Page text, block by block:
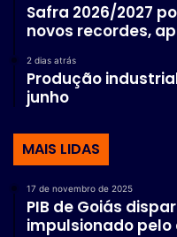
Safra 2026/2027
novos recordes,
2 dias atrás
Produção
junho
MAIS LIDAS
17 de novembro de 2025
PIB de Goiás
impulsionado